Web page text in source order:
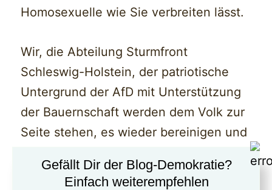
Homosexuelle wie Sie verbreiten lässt.
Wir, die Abteilung Sturmfront
Schleswig-Holstein, der patriotische
Untergrund der AfD mit Unterstützung
der Bauernschaft werden dem Volk zur
Seite stehen, es wieder bereinigen und
heimattreuen Ziele unterstützen.
Gefällt Dir der Blog-Demokratie?
Einfach weiterempfehlen